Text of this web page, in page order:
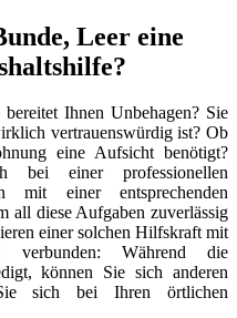
Leer eine
Ihnen Unbehagen? Sie
vertrauenswürdig ist? Ob
eine Aufsicht benötigt?
bei einer professionellen
mit einer entsprechenden
all diese Aufgaben zuverlässig
einer solchen Hilfskraft mit
verbunden: Während die
können Sie sich anderen
sich bei Ihren örtlichen